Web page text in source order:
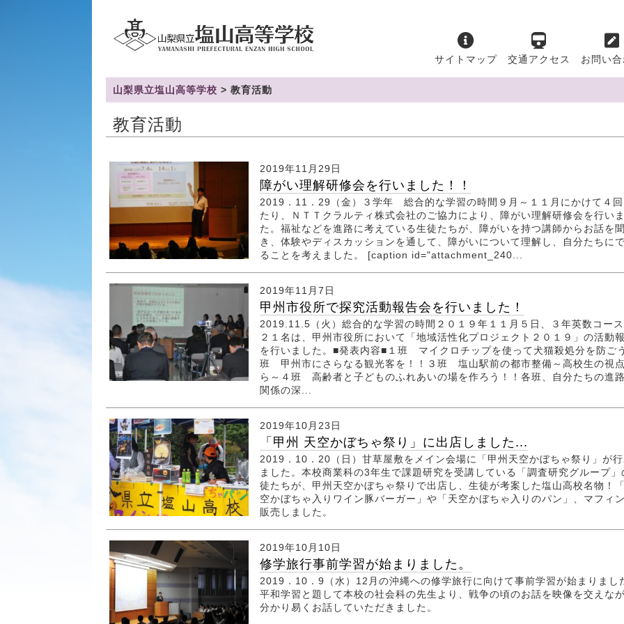
サイトマップ 交通アクセス お問い
山梨県立塩山高等学校 > 教育活動
教育活動
2019年11月29日
障がい理解研修会を行いました！！
2019．11．29（金）３学年 総合的な学習の時間９月～１１月にかけて４
たり、ＮＴＴクラルティ株式会社のご協力により、障がい理解研修会を行い
た。福祉などを進路に考えている生徒たちが、障がいを持つ講師からお話を
き、体験やディスカッションを通して、障がいについて理解し、自分たちに
ることを考えました。 [caption id="attachment_240...
2019年11月7日
甲州市役所で探究活動報告会を行いました！
2019.11.5（火）総合的な学習の時間２０１９年１１月５日、３年英数コー
２１名は、甲州市役所において「地域活性化プロジェクト２０１９」の活動
を行いました。■発表内容■１班 マイクロチップを使って犬猫殺処分を防ご
班 甲州市にさらなる観光客を！！３班 塩山駅前の都市整備～高校生の視
ら～４班 高齢者と子どものふれあいの場を作ろう！！各班、自分たちの進
関係の深...
2019年10月23日
「甲州 天空かぼちゃ祭り」に出店しました...
2019．10．20（日）甘草屋敷をメイン会場に「甲州天空かぼちゃ祭り」が
ました。本校商業科の3年生で課題研究を受講している「調査研究グループ」
徒たちが、甲州天空かぼちゃ祭りで出店し、生徒が考案した塩山高校名物！
空かぼちゃ入りワイン豚バーガー」や「天空かぼちゃ入りのパン」、マフィ
販売しました。
2019年10月10日
修学旅行事前学習が始まりました。
2019．10．9（水）12月の沖縄への修学旅行に向けて事前学習が始まりまし
平和学習と題して本校の社会科の先生より、戦争の頃のお話を映像を交えな
分かり易くお話していただきました。